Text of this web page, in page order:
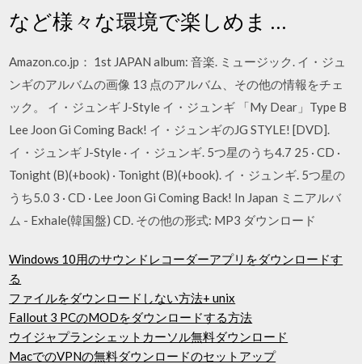
など様々な環境で楽しめま …
Amazon.co.jp： 1st JAPAN album: 音楽. ミュージック. イ・ジュ
ンギのアルバムの画像 13 点のアルバム、その他の情報をチェ
ック。 イ・ジュンギ J-Style イ・ジュンギ 「My Dear」Type B
Lee Joon Gi Coming Back! イ・ジュンギのJG STYLE! [DVD].
イ・ジュンギ J-Style · イ・ジュンギ. 5つ星のうち4.7 25 · CD ·
Tonight (B)(+book) · Tonight (B)(+book). イ・ジュンギ. 5つ星の
うち5.0 3 · CD · Lee Joon Gi Coming Back! In Japan ミニアルバ
ム - Exhale(韓国盤) CD. その他の形式: MP3 ダウンロード
Windows 10用のサウンドレコーダーアプリをダウンロードす
る
ファイルをダウンロードしない方法+ unix
Fallout 3 PCのMODをダウンロードする方法
ウイジャプランシェットカーソル無料ダウンロード
MacでのVPNの無料ダウンロードのセットアップ